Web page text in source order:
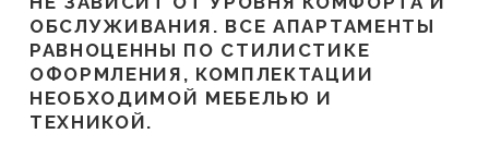
ОБСЛУЖИВАНИЯ. ВСЕ АПАРТАМЕНТЫ
РАВНОЦЕННЫ ПО СТИЛИСТИКЕ
ОФОРМЛЕНИЯ, КОМПЛЕКТАЦИИ
НЕОБХОДИМОЙ МЕБЕЛЬЮ И
ТЕХНИКОЙ.